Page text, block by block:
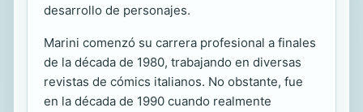
desarrollo de personajes.
Marini comenzó su carrera profesional a finales
de la década de 1980, trabajando en diversas
revistas de cómics italianos. No obstante, fue
en la década de 1990 cuando realmente